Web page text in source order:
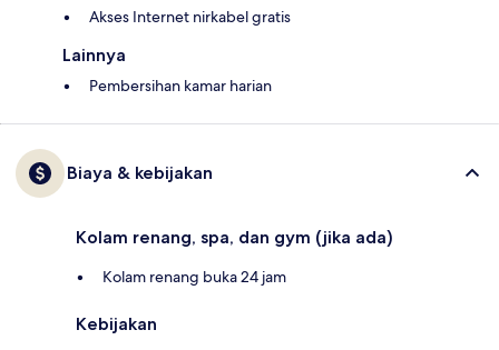
Akses Internet nirkabel gratis
Lainnya
Pembersihan kamar harian
Biaya & kebijakan
Kolam renang, spa, dan gym (jika ada)
Kolam renang buka 24 jam
Kebijakan